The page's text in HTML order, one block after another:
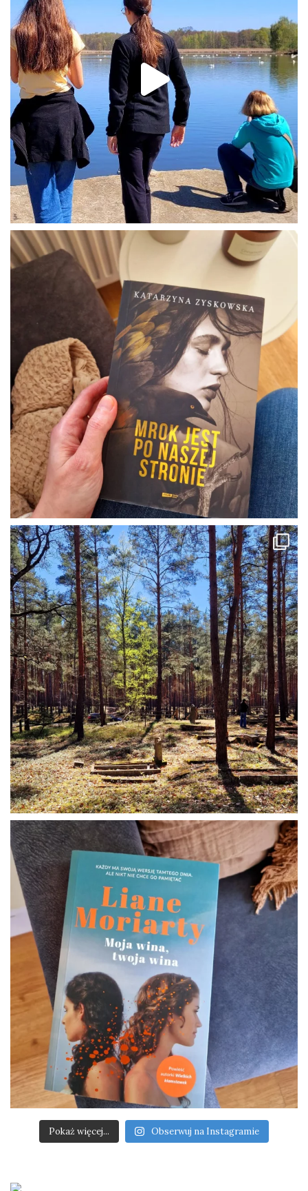
Pokaż więcej... Obserwuj na Instagramie